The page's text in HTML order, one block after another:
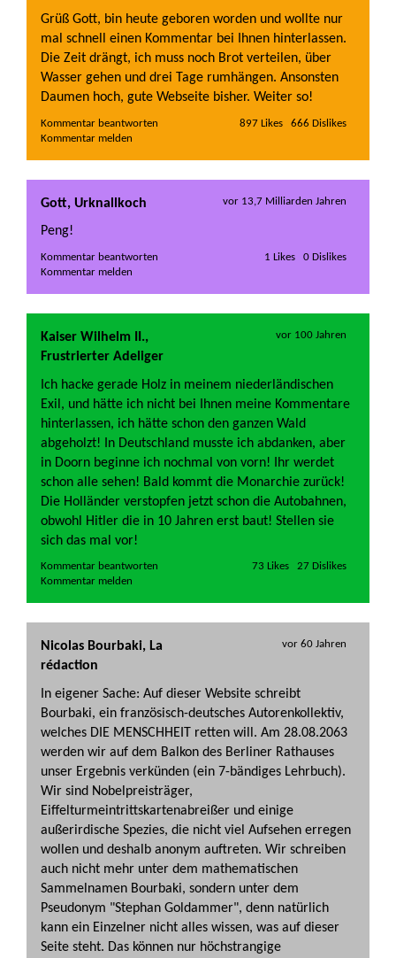
Grüß Gott, bin heute geboren worden und wollte nur
mal schnell einen Kommentar bei Ihnen hinterlassen.
Die Zeit drängt, ich muss noch Brot verteilen, über
Wasser gehen und drei Tage rumhängen. Ansonsten
Daumen hoch, gute Webseite bisher. Weiter so!
Kommentar beantworten
897 Likes   666 Dislikes
Gott, Urknallkoch vor 13,7 Milliarden Jahren
Peng!
Kommentar beantworten
1 Likes   0 Dislikes
Kaiser Wilhelm II.,
Frustrierter Adeliger
vor 100 Jahren
Ich hacke gerade Holz in meinem niederländischen
Exil, und hätte ich nicht bei Ihnen meine Kommentare
hinterlassen, ich hätte schon den ganzen Wald
abgeholzt! In Deutschland musste ich abdanken, aber
in Doorn beginne ich nochmal von vorn! Ihr werdet
schon alle sehen! Bald kommt die Monarchie zurück!
Die Holländer verstopfen jetzt schon die Autobahnen,
obwohl Hitler die in 10 Jahren erst baut! Stellen sie
sich das mal vor!
Kommentar beantworten
73 Likes   27 Dislikes
Nicolas Bourbaki, La
rédaction
vor 60 Jahren
In eigener Sache: Auf dieser Website schreibt
Bourbaki, ein französisch-deutsches Autorenkollektiv,
welches DIE MENSCHHEIT retten will. Am 28.08.2063
werden wir auf dem Balkon des Berliner Rathauses
unser Ergebnis verkünden (ein 7-bändiges Lehrbuch).
Wir sind Nobelpreisträger,
Eiffelturmeintrittskartenabreißer und einige
außerirdische Spezies, die nicht viel Aufsehen erregen
wollen und deshalb anonym auftreten. Wir schreiben
auch nicht mehr unter dem mathematischen
Sammelnamen Bourbaki, sondern unter dem
Pseudonym "Stephan Goldammer", denn natürlich
kann ein Einzelner nicht alles wissen, was auf dieser
Seite steht. Das können nur höchstrangige